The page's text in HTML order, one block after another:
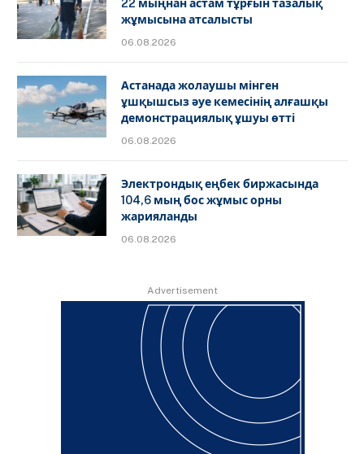
22 мыңнан астам тұрғын тазалық
жұмысына атсалысты
06.08.2026
Астанада жолаушы мінген
ұшқышсыз әуе кемесінің алғашқы
демонстрациялық ұшуы өтті
06.08.2026
Электрондық еңбек биржасында
104,6 мың бос жұмыс орны
жарияланды
06.08.2026
Advertisement